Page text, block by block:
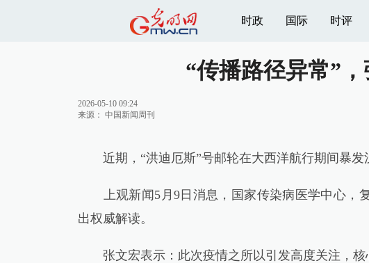
时政 国际 时评
“传播路径异常”
2026-05-10 09:24
来源： 中国新闻周刊
近期，“洪迪厄斯”号邮轮在大西洋航行期间暴发
上观新闻5月9日消息，国家传染病医学中心，
出权威解读。
张文宏表示：此次疫情之所以引发高度关注，核